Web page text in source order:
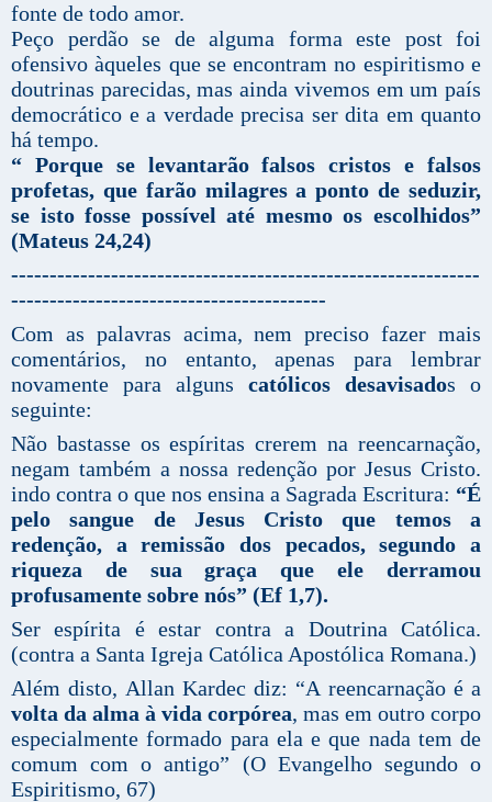
fonte de todo amor.
Peço perdão se de alguma forma este post foi
ofensivo àqueles que se encontram no espiritismo e
doutrinas parecidas, mas ainda vivemos em um país
democrático e a verdade precisa ser dita em quanto
há tempo.
“ Porque se levantarão falsos cristos e falsos
profetas, que farão milagres a ponto de seduzir,
se isto fosse possível até mesmo os escolhidos”
(Mateus 24,24)
-------------------------------------------------------------
-----------------------------------------
Com as palavras acima, nem preciso fazer mais
comentários, no entanto, apenas para lembrar
novamente para alguns católicos desavisados o
seguinte:
Não bastasse os espíritas crerem na reencarnação,
negam também a nossa redenção por Jesus Cristo.
indo contra o que nos ensina a Sagrada Escritura: “É
pelo sangue de Jesus Cristo que temos a
redenção, a remissão dos pecados, segundo a
riqueza de sua graça que ele derramou
profusamente sobre nós” (Ef 1,7).
Ser espírita é estar contra a Doutrina Católica.
(contra a Santa Igreja Católica Apostólica Romana.)
Além disto, Allan Kardec diz: “A reencarnação é a
volta da alma à vida corpórea, mas em outro corpo
especialmente formado para ela e que nada tem de
comum com o antigo” (O Evangelho segundo o
Espiritismo, 67)